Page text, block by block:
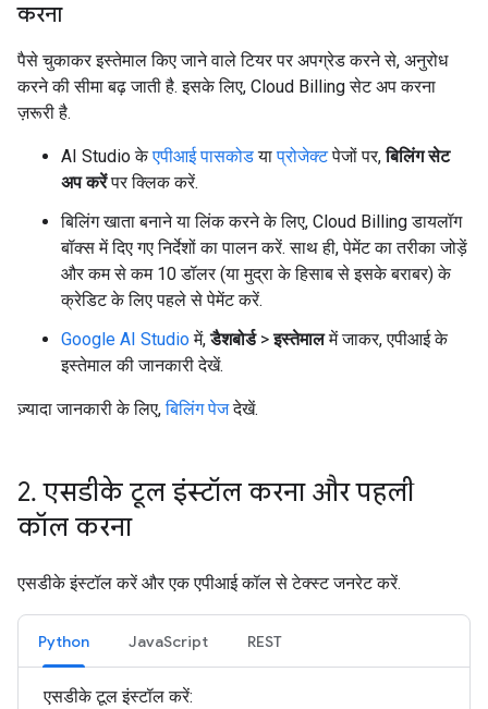
करना
पैसे चुकाकर इस्तेमाल किए जाने वाले टियर पर अपग्रेड करने से, अनुरोध
करने की सीमा बढ़ जाती है. इसके लिए, Cloud Billing सेट अप करना
ज़रूरी है.
AI Studio केएपीआई पासकोडयाप्रोजेक्टपेजों पर,बिलिंग सेट
अप करेंपर क्लिक करें.
बिलिंग खाता बनाने या लिंक करने के लिए, Cloud Billing डायलॉग
बॉक्स में दिए गए निर्देशों का पालन करें. साथ ही, पेमेंट का तरीका जोड़ें
और कम से कम 10 डॉलर (या मुद्रा के हिसाब से इसके बराबर) के
क्रेडिट के लिए पहले से पेमेंट करें.
Google AI Studioमें,डैशबोर्ड>इस्तेमालमें जाकर, एपीआई के
इस्तेमाल की जानकारी देखें.
ज़्यादा जानकारी के लिए,बिलिंग पेजदेखें.
2. एसडीके टूल इंस्टॉल करना और पहली
कॉल करना
एसडीके इंस्टॉल करें और एक एपीआई कॉल से टेक्स्ट जनरेट करें.
Python JavaScript REST
एसडीके टूल इंस्टॉल करें: